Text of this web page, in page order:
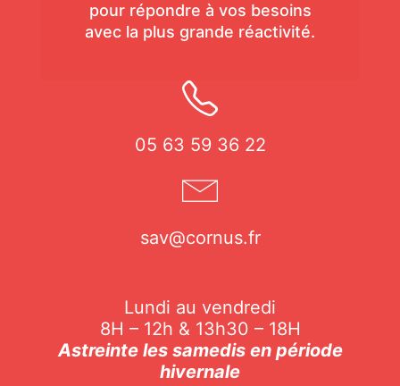
pour répondre à vos besoins
avec la plus grande réactivité.
05 63 59 36 22
sav@cornus.fr
Lundi au vendredi
8H – 12h & 13h30 – 18H
Astreinte les samedis en période
hivernale